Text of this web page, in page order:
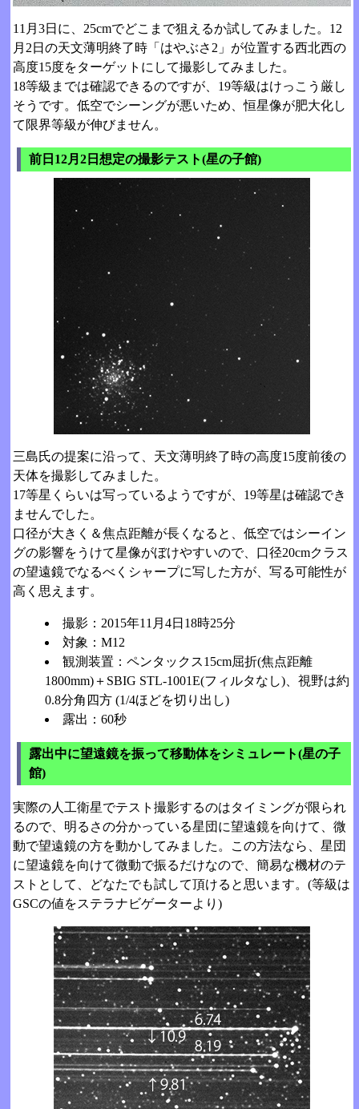
11月3日に、25cmでどこまで狙えるか試してみました。12
月2日の天文薄明終了時「はやぶさ2」が位置する西北西の
高度15度をターゲットにして撮影してみました。
18等級までは確認できるのですが、19等級はけっこう厳し
そうです。低空でシーングが悪いため、恒星像が肥大化し
て限界等級が伸びません。
前日12月2日想定の撮影テスト(星の子館)
三島氏の提案に沿って、天文薄明終了時の高度15度前後の
天体を撮影してみました。
17等星くらいは写っているようですが、19等星は確認でき
ませんでした。
口径が大きく＆焦点距離が長くなると、低空ではシーイン
グの影響をうけて星像がぼけやすいので、口径20cmクラス
の望遠鏡でなるべくシャープに写した方が、写る可能性が
高く思えます。
撮影：2015年11月4日18時25分
対象：M12
観測装置：ペンタックス15cm屈折(焦点距離
1800mm)＋SBIG STL-1001E(フィルタなし)、視野は約
0.8分角四方 (1/4ほどを切り出し)
露出：60秒
露出中に望遠鏡を振って移動体をシミュレート(星の子
館)
実際の人工衛星でテスト撮影するのはタイミングが限られ
るので、明るさの分かっている星団に望遠鏡を向けて、微
動で望遠鏡の方を動かしてみました。この方法なら、星団
に望遠鏡を向けて微動で振るだけなので、簡易な機材のテ
ストとして、どなたでも試して頂けると思います。(等級は
GSCの値をステラナビゲーターより)